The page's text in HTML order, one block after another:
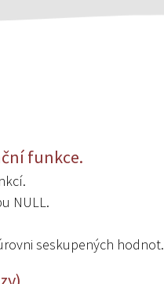
funkce.
NULL.
seskupených hodnot.